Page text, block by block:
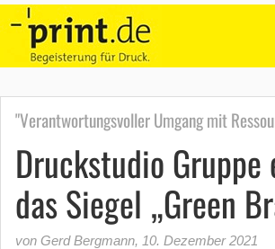
"Verantwortungsvoller Umgang mit
Druckstudio
das Siegel „Green
von Gerd Bergmann, 10. Dezember 2021